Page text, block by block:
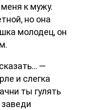
к мужу.
но она
молодец, он
—
и слегка
ты гулять